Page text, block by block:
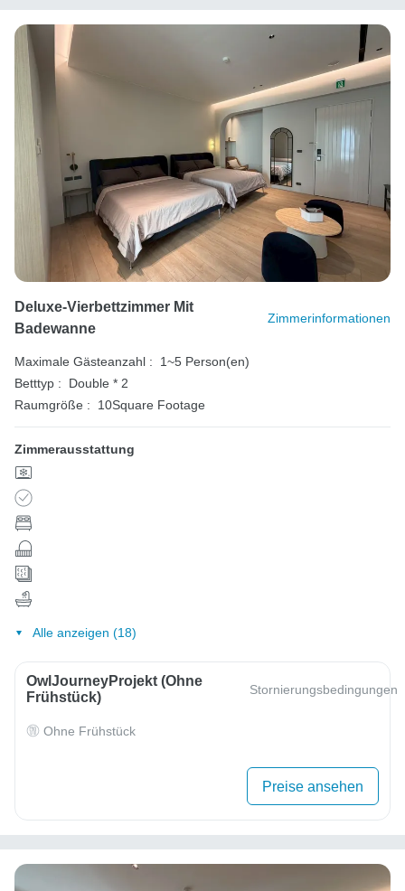
Deluxe-Vierbettzimmer Mit
Badewanne
Zimmerinformationen
Maximale Gästeanzahl :
1~5 Person(en)
Betttyp :
Double * 2
Raumgröße :
10Square Footage
Zimmerausstattung
Alle anzeigen (18)
OwlJourneyProjekt (ohne
Frühstück)
Stornierungsbedingungen
Ohne Frühstück
Preise ansehen